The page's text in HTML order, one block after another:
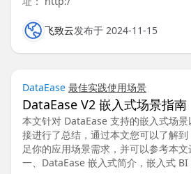
飞致云发布于 2024-11-15
DataEase 最佳实践使用场景
DataEase V2 嵌入式场景指南
本文针对 DataEase 支持的嵌入式场
接进行了总结，通过本文您可以了解
足你的应用场景需求，并可以参考本文
一、DataEase 嵌入式简介，嵌入式